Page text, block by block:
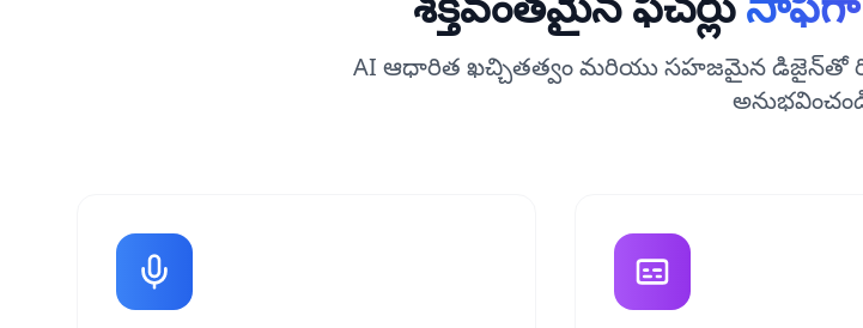
AI ఆధారిత ఖచ్చితత్వం మరియు సహజమైన డిజైన్‌తో